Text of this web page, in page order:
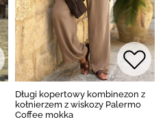
Długi kopertowy kombinezon z
kołnierzem z wiskozy Palermo
Coffee mokka